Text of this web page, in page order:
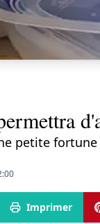
petite
Imprimer